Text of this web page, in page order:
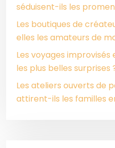
séduisent-ils les
Les boutiques de
elles les amateurs de
Les voyages
les plus belles surprises
Les ateliers ouverts de
attirent-ils les familles